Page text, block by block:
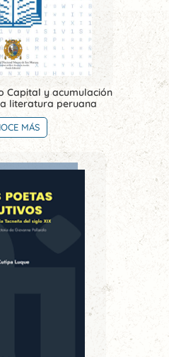
Capital y acumulación
literatura peruana
MÁS